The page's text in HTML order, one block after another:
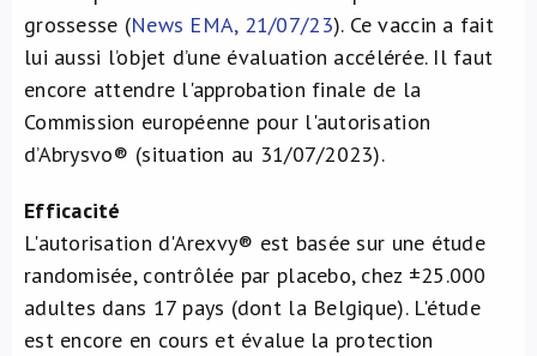
grossesse (News EMA, 21/07/23). Ce vaccin a fait
lui aussi l’objet d’une évaluation accélérée. Il faut
encore attendre l'approbation finale de la
Commission européenne pour l'autorisation
d’Abrysvo® (situation au 31/07/2023).
Efficacité
L'autorisation d'Arexvy® est basée sur une étude
randomisée, contrôlée par placebo, chez ±25.000
adultes dans 17 pays (dont la Belgique). L'étude
est encore en cours et évalue la protection